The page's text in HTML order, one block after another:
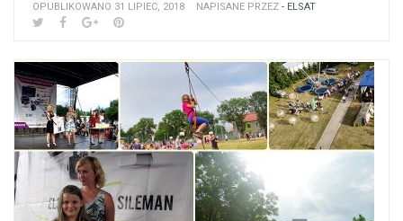
OPUBLIKOWANO 31 LIPIEC, 2018 NAPISANE PRZEZ - ELSAT